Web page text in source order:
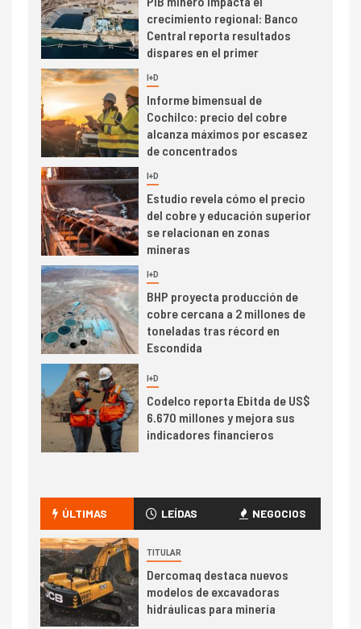
crecimiento regional: Banco
Central reporta resultados
dispares en el primer
4 I+D
Informe bimensual de
Cochilco: precio del cobre
alcanza máximos por escasez
de concentrados
5 I+D
Estudio revela cómo el precio
del cobre y educación superior
se relacionan en zonas
mineras
6 I+D
BHP proyecta producción de
cobre cercana a 2 millones de
toneladas tras récord en
Escondida
I+D
Codelco reporta Ebitda de US$
6.670 millones y mejora sus
indicadores financieros
camión 100% eléctrico para
transportar cátodos al Puerto
2
Producción minera en mayo de
ÚLTIMAS LEÍDAS NEGOCIOS
TITULAR
Dercomaq destaca nuevos
modelos de excavadoras
hidráulicas para minería